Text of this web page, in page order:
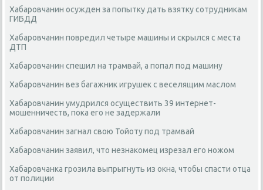
Хабаровчанин осужден за попытку дать взятку сотрудникам
ГИБДД
Хабаровчанин повредил четыре машины и скрылся с места
ДТП
Хабаровчанин спешил на трамвай, а попал под машину
Хабаровчанин вез багажник игрушек с веселящим маслом
Хабаровчанин умудрился осуществить 39 интернет-
мошенничеств, пока его не задержали
Хабаровчанин загнал свою Тойоту под трамвай
Хабаровчанин заявил, что незнакомец изрезал его ножом
Хабаровчанка грозила выпрыгнуть из окна, чтобы спасти отца
от полиции